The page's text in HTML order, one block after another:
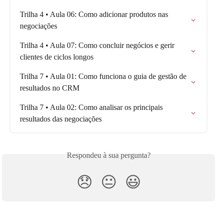
Trilha 4 • Aula 06: Como adicionar produtos nas
negociações
Trilha 4 • Aula 07: Como concluir negócios e gerir
clientes de ciclos longos
Trilha 7 • Aula 01: Como funciona o guia de gestão de
resultados no CRM
Trilha 7 • Aula 02: Como analisar os principais
resultados das negociações
Respondeu à sua pergunta?
😞 😐 😃